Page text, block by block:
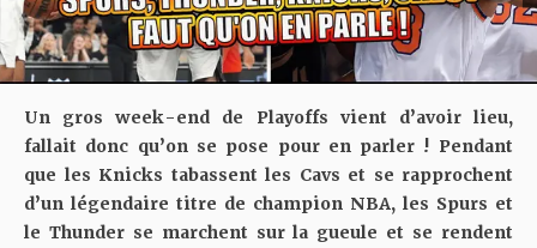
Un gros week-end de Playoffs vient d’avoir lieu,
fallait donc qu’on se pose pour en parler ! Pendant
que les Knicks tabassent les Cavs et se rapprochent
d’un légendaire titre de champion NBA, les Spurs et
le Thunder se marchent sur la gueule et se rendent